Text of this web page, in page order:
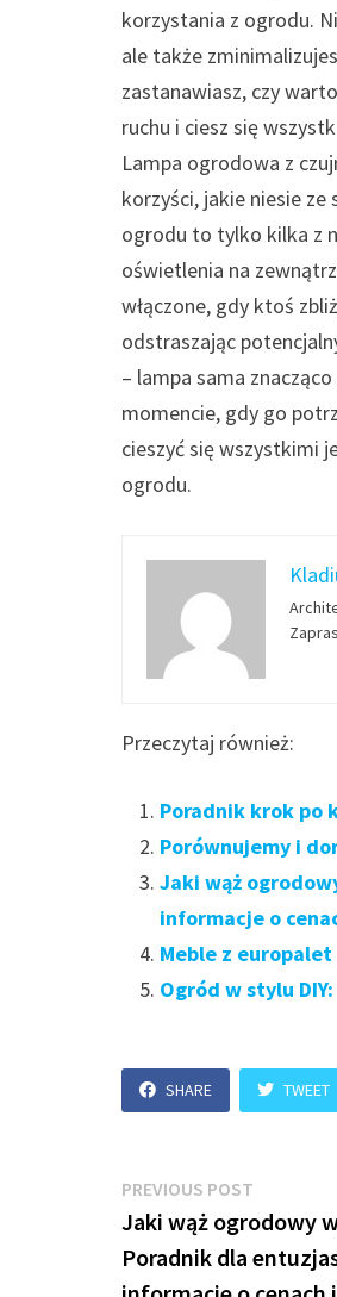
korzystania z ogrodu.
ale także
zastanawiasz, czy
ruchu i ciesz się
Lampa ogrodowa z
korzyści, jakie niesie
ogrodu to tylko kilka z
oświetlenia na
włączone, gdy ktoś
odstraszając
– lampa sama
momencie, gdy go
cieszyć się wszystkimi
ogrodu.
Przeczytaj również:
Poradnik krok po
Porównujemy i
Jaki wąż
informacje o
Meble z
Ogród w stylu
SHARE TWEET
Nawigacja
wpisu
PREVIOUS POST
post:
Jaki wąż ogrodowy
Poradnik dla